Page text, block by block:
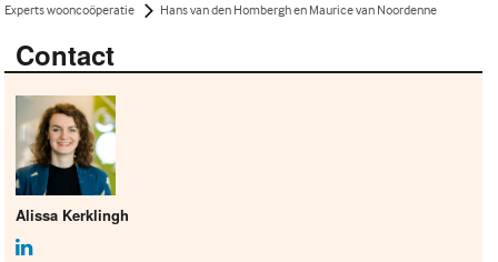
Abonneren
Contact
Experts wooncoöperatie
Hans van den Hombergh en Maurice van Noordenne
Contact
Alissa Kerklingh